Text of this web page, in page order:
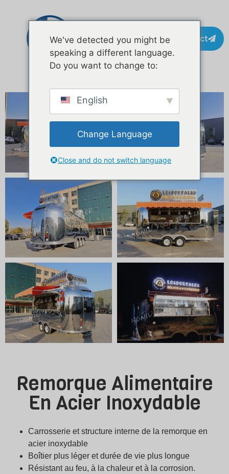
Contact
Remorque Alimentaire
En Acier Inoxydable
Carrosserie et structure interne de la remorque en
acier inoxydable
Boîtier plus léger et durée de vie plus longue
Résistant au feu, à la chaleur et à la corrosion.
We've detected you might be
speaking a different language.
Do you want to change to:
English
Change Language
Close and do not switch language